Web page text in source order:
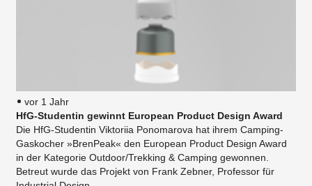
vor 1 Jahr
HfG-Studentin gewinnt European Product Design Award
Die HfG-Studentin Viktoriia Ponomarova hat ihrem Camping-
Gaskocher »BrenPeak« den European Product Design Award
in der Kategorie Outdoor/Trekking & Camping gewonnen.
Betreut wurde das Projekt von Frank Zebner, Professor für